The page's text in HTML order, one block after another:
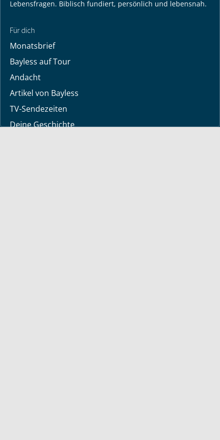
Lebensfragen. Biblisch fundiert, persönlich und lebensnah.
Für dich
Monatsbrief
Bayless auf Tour
Andacht
Artikel von Bayless
TV-Sendezeiten
Deine Geschichte